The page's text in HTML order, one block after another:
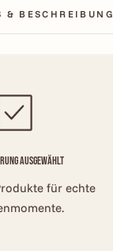
& BESCHREIBUNG
ausgewählt
für echte